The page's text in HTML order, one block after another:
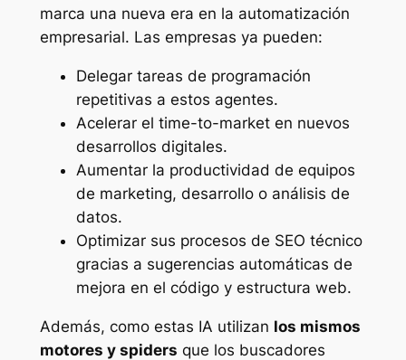
marca una nueva era en la automatización
empresarial. Las empresas ya pueden:
Delegar tareas de programación
repetitivas a estos agentes.
Acelerar el time-to-market en nuevos
desarrollos digitales.
Aumentar la productividad de equipos
de marketing, desarrollo o análisis de
datos.
Optimizar sus procesos de SEO técnico
gracias a sugerencias automáticas de
mejora en el código y estructura web.
Además, como estas IA utilizan los mismos
motores y spiders que los buscadores